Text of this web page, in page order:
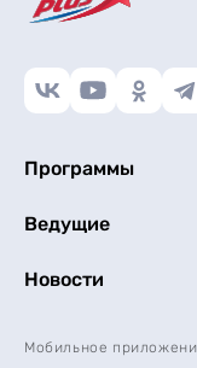
Программы
Ведущие
Новости
Мобильное